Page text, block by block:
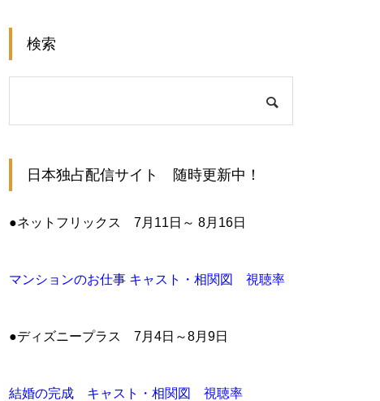
検索
日本独占配信サイト 随時更新中！
●ネットフリックス 7月11日～ 8月16日
マンションのお仕事 キャスト・相関図 視聴率
●ディズニープラス 7月4日～8月9日
結婚の完成 キャスト・相関図 視聴率